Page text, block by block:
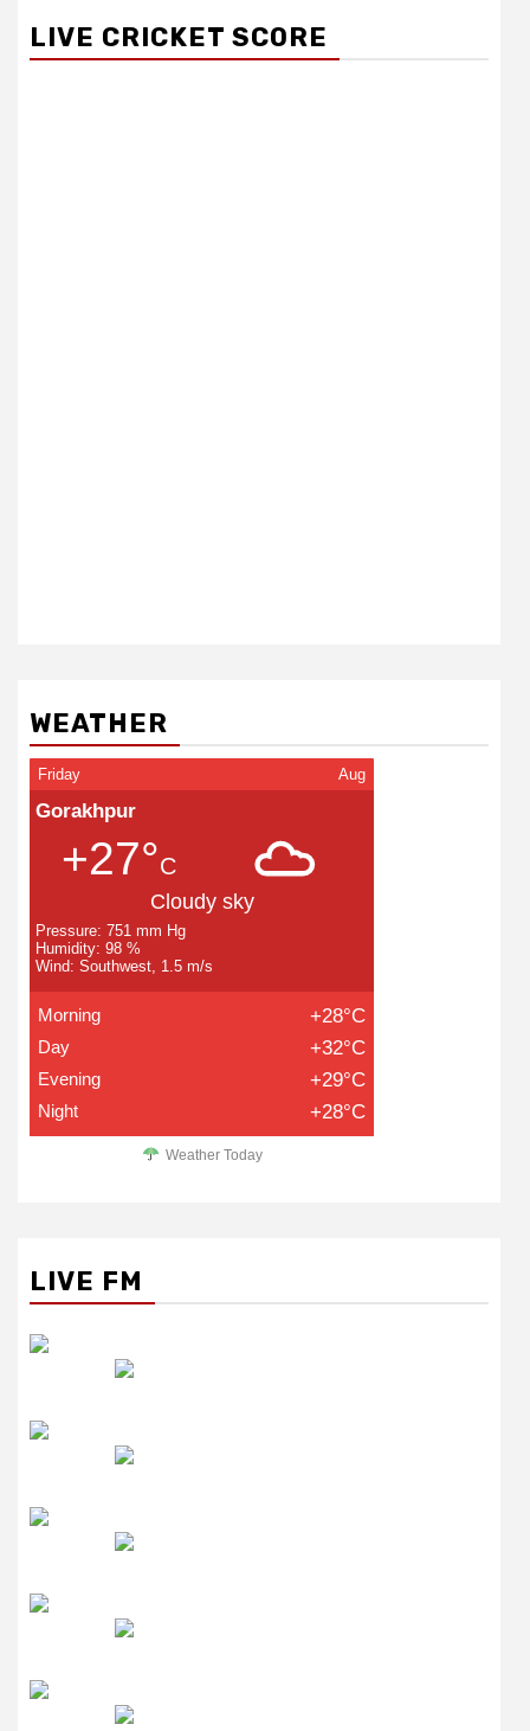
LIVE CRICKET SCORE
WEATHER
Friday Aug
Gorakhpur
+27°C
Cloudy sky
Pressure: 751 mm Hg
Humidity: 98 %
Wind: Southwest, 1.5 m/s
Morning +28°C
Day +32°C
Evening +29°C
Night +28°C
Weather Today
LIVE FM